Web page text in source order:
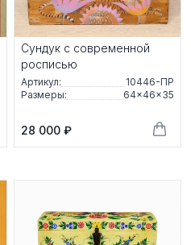
Сундук с современной
росписью
Артикул:
10446-ПР
Размеры:
64×46×35
28 000 ₽